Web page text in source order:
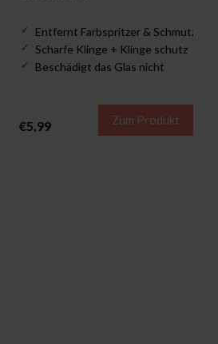
Klingen
Entfernt Farbspritzer & Schmutz
Scharfe Klinge + Klinge schutz
Beschädigt das Glas nicht
€5,99 Zum Produkt